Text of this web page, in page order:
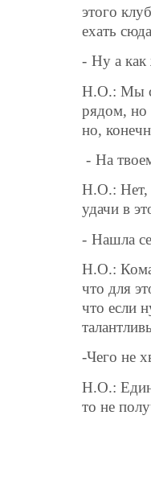
этого
ехать
- Ну а как
Н.О.: Мы с
рядом, но
но,
- На
Н.О.: Нет,
удачи в
- Нашла
Н.О.:
что для
что если
-Чего не
Н.О.:
то не